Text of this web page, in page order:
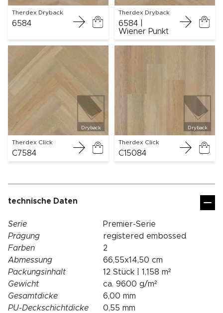
Therdex Dryback
6584
Therdex Dryback
6584 |
Wiener Punkt
Dryback
Therdex Click
C7584
Dryback
Therdex Click
C15084
technische Daten
Serie
Premier-Serie
Prägung
registered embossed
Farben
2
Abmessung
66,55x14,50 cm
Packungsinhalt
12 Stück | 1,158 m²
Gewicht
ca. 9600 g/m²
Gesamtdicke
6,00 mm
PU-Deckschichtdicke
0,55 mm